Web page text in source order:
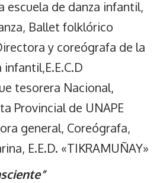
escuela de danza infantil,
Ballet folklórico
y coreógrafa de la
infantil,E.E.C.D
tesorera Nacional,
Provincial de UNAPE
general, Coreógrafa,
E.E.D. «TIKRAMUÑAY»